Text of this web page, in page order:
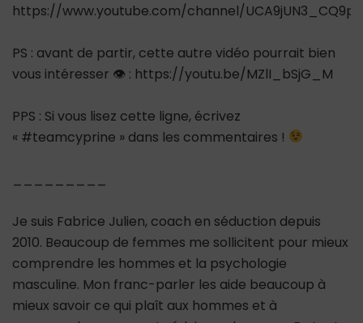
https://www.youtube.com/channel/
PS : avant de partir, cette autre vidéo pourrait bien
vous intéresser 👁 : https://youtu.be/MZlI_bSjG_M
PPS : Si vous lisez cette ligne, écrivez
« #teamcyprine » dans les commentaires !
Je suis Fabrice Julien, coach en séduction depuis
2010. Beaucoup de femmes me sollicitent pour mieux
comprendre les hommes et la psychologie
masculine. Mon franc-parler les aide beaucoup à
mieux savoir ce qui plaît aux hommes et à